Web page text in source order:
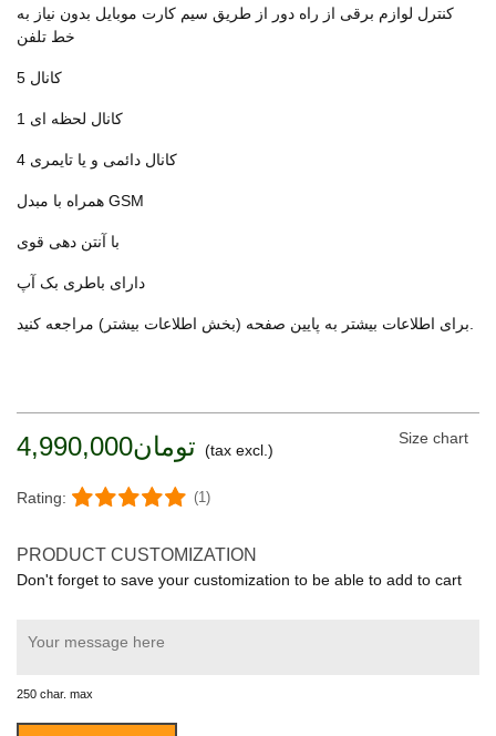
کنترل لوازم برقی از راه دور از طریق سیم کارت موبایل بدون نیاز به
خط تلفن
5 کانال
1 کانال لحظه ای
4 کانال دائمی و یا تایمری
همراه با مبدل GSM
با آنتن دهی قوی
دارای باطری بک آپ
تومان4,990,000 (tax excl.)
Rating: (1)
Size chart
PRODUCT CUSTOMIZATION
Don't forget to save your customization to be able to add to cart
250 char. max